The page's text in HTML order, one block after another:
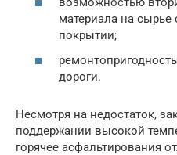
материала на
покрытии;
дороги.
Несмотря на недостаток,
поддержании высокой
горячее асфальтирования